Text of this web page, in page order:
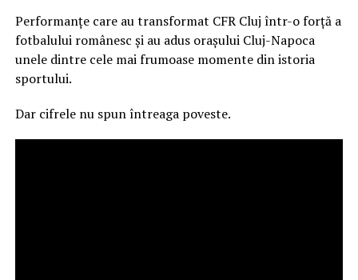
Performanțe care au transformat CFR Cluj într-o forță a
fotbalului românesc și au adus orașului Cluj-Napoca
unele dintre cele mai frumoase momente din istoria
sportului.
Dar cifrele nu spun întreaga poveste.